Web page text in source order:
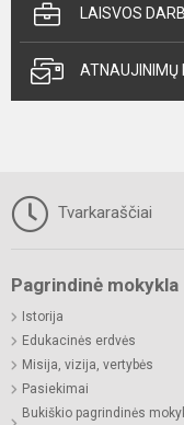
LAISVOS
ATNAUJINIMŲ
Tvarkaraščiai
Pagrindinė mokykla
Istorija
Edukacinės erdvės
Misija, vizija, vertybės
Pasiekimai
Bukiškio pagrindinės